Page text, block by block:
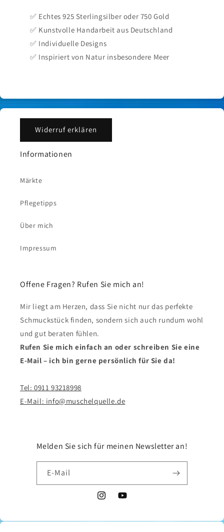
✅ Echtes 925 Sterlingsilber oder 750 Gold
✅ Kunstvolle Handarbeit aus Deutschland
✅ Individuelle Designs
✅ Inspiriert von Natur insbesondere Meer
Widerruf erklären
Informationen
Märkte
Pflegetipps
Über mich
Impressum
Offene Fragen? Rufen Sie mich an!
Mir liegt am Herzen, dass Sie nicht nur das perfekte
Schmuckstück finden, sondern sich auch rundum wohl
und gut beraten fühlen.
Rufen Sie mich einfach an oder schreiben Sie eine
E-Mail – ich bin gerne persönlich für Sie da!
Tel: 0911 93218998
E-Mail: info@muschelquelle.de
Melden Sie sich für meinen Newsletter an!
E-Mail
InstagramYouTube